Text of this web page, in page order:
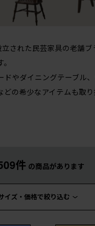
された民芸家具の老舗
やダイニングテーブル
の希少なアイテムも取り
件 の商品があります
イズ・価格で絞り込む